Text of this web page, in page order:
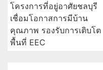
โครงการที่อยู่อาศัยชลบุรี
เชื่อมโอกาสการมีบ้าน
คุณภาพ รองรับการเติบโต
พื้นที่ EEC